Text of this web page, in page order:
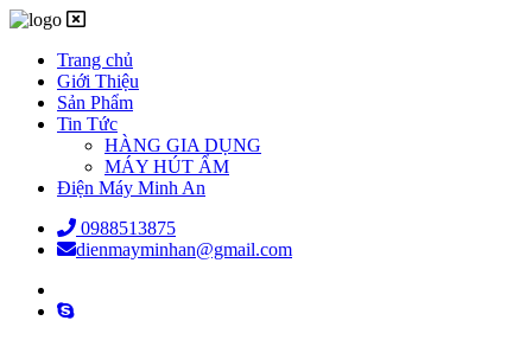
Trang chủ
Giới Thiệu
Sản Phẩm
Tin Tức
HÀNG GIA DỤNG
MÁY HÚT ẨM
Điện Máy Minh An
0988513875
dienmayminhan@gmail.com